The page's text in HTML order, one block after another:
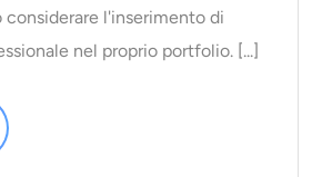
l'inserimento di
nel proprio portfolio. [...]